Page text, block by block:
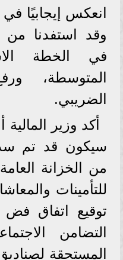
انعكس إيجابيًا
وقد استفدنا من
في الخطة
المتوسطة،
الضريبي.
من الخزانة
توقيع اتفاق فض
التضامن
المستحقة